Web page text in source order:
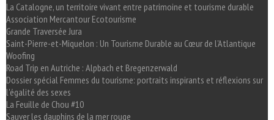
La Catalogne, un territoire vivant entre patrimoine et tourisme durable
Association Mercantour Ecotourisme
Grande Traversée Jura
Saint-Pierre-et-Miquelon : Un Tourisme Durable au Cœur de l'Atlantique
Woofing
Road Trip en Autriche : Alpbach et Bregenzerwald
Dossier spécial Femmes du tourisme: portraits inspirants et réflexions sur
l'égalité des sexes
La Feuille de Chou #10
Sauver les dauphins de la mer rouge